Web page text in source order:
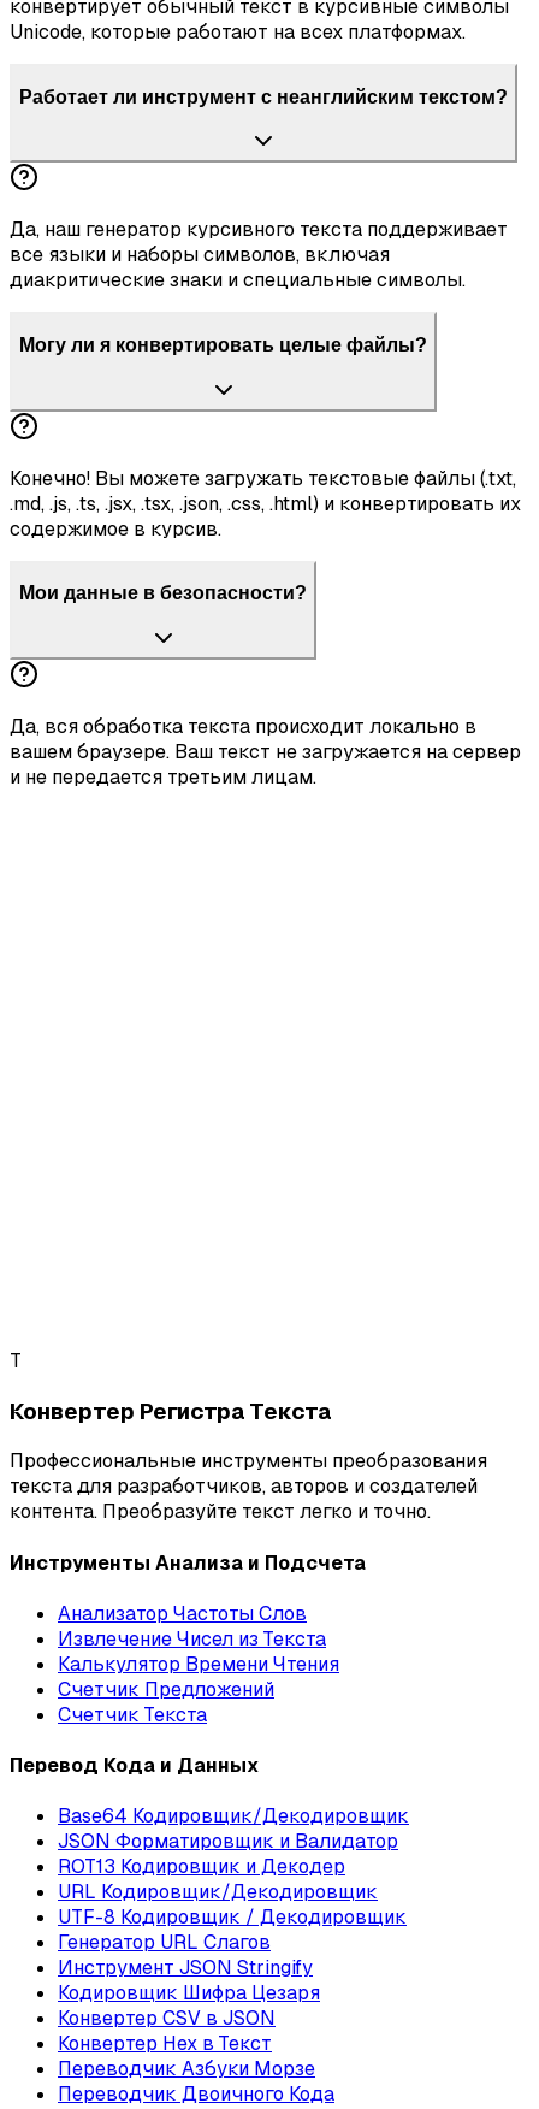
конвертирует обычный текст в курсивные символы
Unicode, которые работают на всех платформах.
Работает ли инструмент с неанглийским текстом?
Да, наш генератор курсивного текста поддерживает
все языки и наборы символов, включая
диакритические знаки и специальные символы.
Могу ли я конвертировать целые файлы?
Конечно! Вы можете загружать текстовые файлы (.txt,
.md, .js, .ts, .jsx, .tsx, .json, .css, .html) и конвертировать их
содержимое в курсив.
Мои данные в безопасности?
Да, вся обработка текста происходит локально в
вашем браузере. Ваш текст не загружается на сервер
и не передается третьим лицам.
T
Конвертер Регистра Текста
Профессиональные инструменты преобразования
текста для разработчиков, авторов и создателей
контента. Преобразуйте текст легко и точно.
Инструменты Анализа и Подсчета
Анализатор Частоты Слов
Извлечение Чисел из Текста
Калькулятор Времени Чтения
Счетчик Предложений
Счетчик Текста
Перевод Кода и Данных
Base64 Кодировщик/Декодировщик
JSON Форматировщик и Валидатор
ROT13 Кодировщик и Декодер
URL Кодировщик/Декодировщик
UTF-8 Кодировщик / Декодировщик
Генератор URL Слагов
Инструмент JSON Stringify
Кодировщик Шифра Цезаря
Конвертер CSV в JSON
Конвертер Hex в Текст
Переводчик Азбуки Морзе
Переводчик Двоичного Кода